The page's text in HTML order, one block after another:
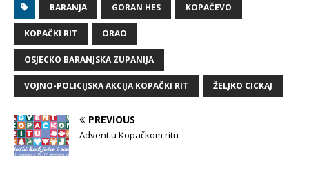
BARANJA GORAN HES KOPAČEVO
KOPAČKI RIT ORAO
OSJECKO BARANJSKA ZUPANIJA
VOJNO-POLICIJSKA AKCIJA KOPAČKI RIT ŽELJKO CICKAJ
PREVIOUS
Advent u Kopačkom ritu